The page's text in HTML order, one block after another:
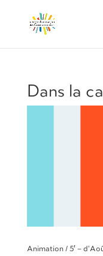
Dans la
Animation / 5′ –